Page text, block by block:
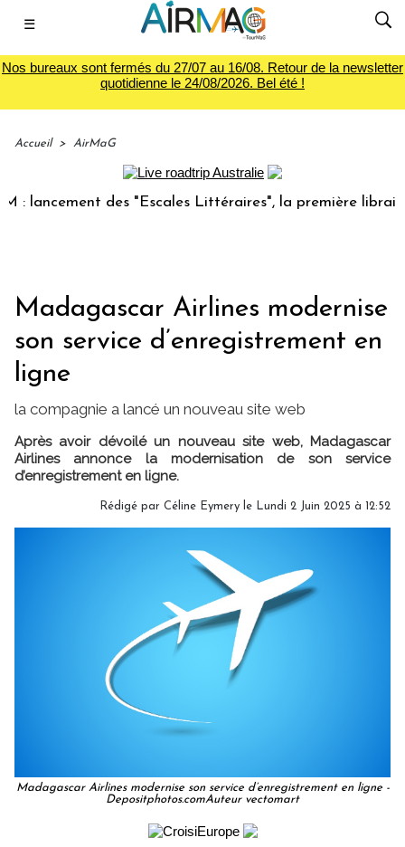
☰
Nos bureaux sont fermés du 27/07 au 16/08. Retour de la newsletter
quotidienne le 24/08/2026. Bel été !
Accueil > AirMaG
des "Escales Littéraires", la première librairie du
Madagascar Airlines modernise
son service d’enregistrement en
ligne
la compagnie a lancé un nouveau site web
Après avoir dévoilé un nouveau site web, Madagascar
Airlines annonce la modernisation de son service
d’enregistrement en ligne.
Rédigé par Céline Eymery le Lundi 2 Juin 2025 à 12:52
Madagascar Airlines modernise son service d’enregistrement en ligne -
Depositphotos.comAuteur vectomart